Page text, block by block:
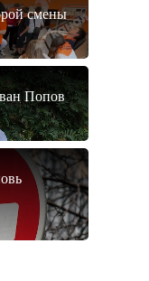
смены
Попов